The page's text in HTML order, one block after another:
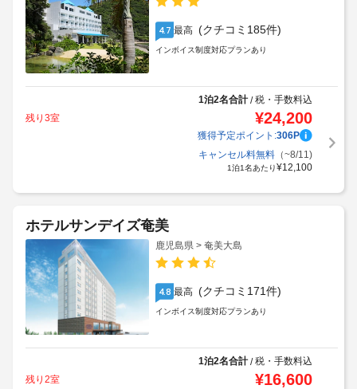
4.7 最高 (クチコミ185件)
インボイス制度対応プランあり
1泊2名合計/税・手数料込
残り3室
¥24,200
獲得予定ポイント:306P
キャンセル料無料（~8/11)
1泊1名あたり¥12,100
ホテルサンデイズ奄美
鹿児島県 > 奄美大島
4.8 最高 (クチコミ171件)
インボイス制度対応プランあり
1泊2名合計/税・手数料込
残り2室
¥16,600